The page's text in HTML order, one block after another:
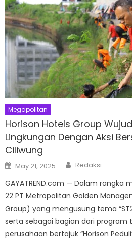
Megapolitan
Horison Hotels Group
Lingkungan Dengan Aksi
Ciliwung
Posted
on
May 21, 2025 Author
Redaksi
GAYATREND.com — Dalam rangka
22 PT Metropolitan Golden
Group) yang mengusung tema
serta sebagai bagian dari program
perusahaan bertajuk “Horison